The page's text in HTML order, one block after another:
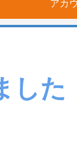
アカ
した